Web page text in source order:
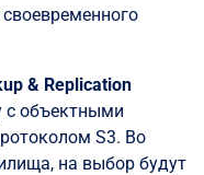
& Replication
с объектными
S3. Во
на выбор будут